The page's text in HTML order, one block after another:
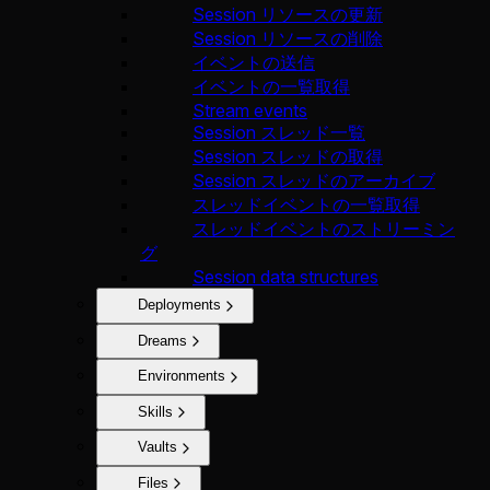
Session リソースの更新
Session リソースの削除
イベントの送信
イベントの一覧取得
Stream events
Session スレッド一覧
Session スレッドの取得
Session スレッドのアーカイブ
スレッドイベントの一覧取得
スレッドイベントのストリーミン
グ
Session data structures
Deployments
Dreams
Environments
Skills
Vaults
Files